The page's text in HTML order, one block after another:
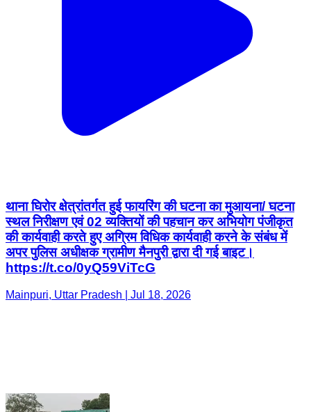
थाना घिरोर क्षेत्रांतर्गत हुई फायरिंग की घटना का मुआयना/ घटना
स्थल निरीक्षण एवं 02 व्यक्तियों की पहचान कर अभियोग पंजीकृत
की कार्यवाही करते हुए अग्रिम विधिक कार्यवाही करने के संबंध में
अपर पुलिस अधीक्षक ग्रामीण मैनपुरी द्वारा दी गई बाइट।
https://t.co/0yQ59ViTcG
Mainpuri, Uttar Pradesh | Jul 18, 2026